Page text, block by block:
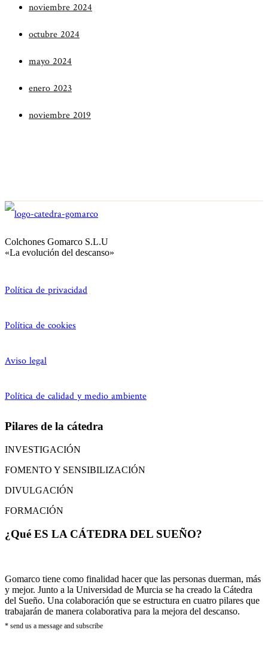
noviembre 2024
octubre 2024
mayo 2024
enero 2023
noviembre 2019
Colchones Gomarco S.L.U
«La evolución del descanso»
Política de privacidad
Política de cookies
Aviso legal
Política de calidad y medio ambiente
Pilares de la cátedra
INVESTIGACIÓN
FOMENTO Y SENSIBILIZACIÓN
DIVULGACIÓN
FORMACIÓN
¿Qué ES LA CÁTEDRA DEL SUEÑO?
Gomarco tiene como finalidad hacer que las personas duerman, más
y mejor. Junto a la Universidad de Murcia se ha creado la Cátedra
del Sueño. Una colaboración que se estructura en cuatro pilares que
trabajarán de manera colaborativa para la mejora del descanso.
* send us a message and subscribe